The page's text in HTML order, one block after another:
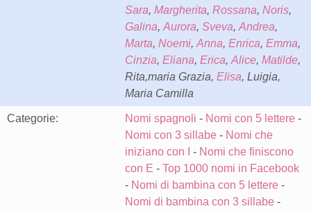
Sara, Margherita, Rossana, Noris,
Galina, Aurora, Sveva, Andrea,
Marta, Noemi, Anna, Enrica, Emma,
Cinzia, Eliana, Erica, Alice, Matilde,
Rita,maria Grazia, Elisa, Luigia,
Maria Camilla
Categorie: Nomi spagnoli - Nomi con 5 lettere -
Nomi con 3 sillabe - Nomi che
iniziano con I
- Nomi che finiscono
con E - Top 1000 nomi in Facebook
- Nomi di bambina con 5 lettere -
Nomi di bambina con 3 sillabe -